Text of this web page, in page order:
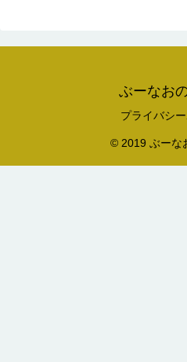
ぶーなお
プライバシ
© 2019 ぶーな